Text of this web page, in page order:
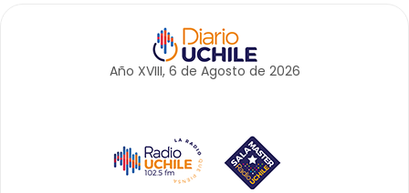
Año XVIII, 6 de Agosto de 2026